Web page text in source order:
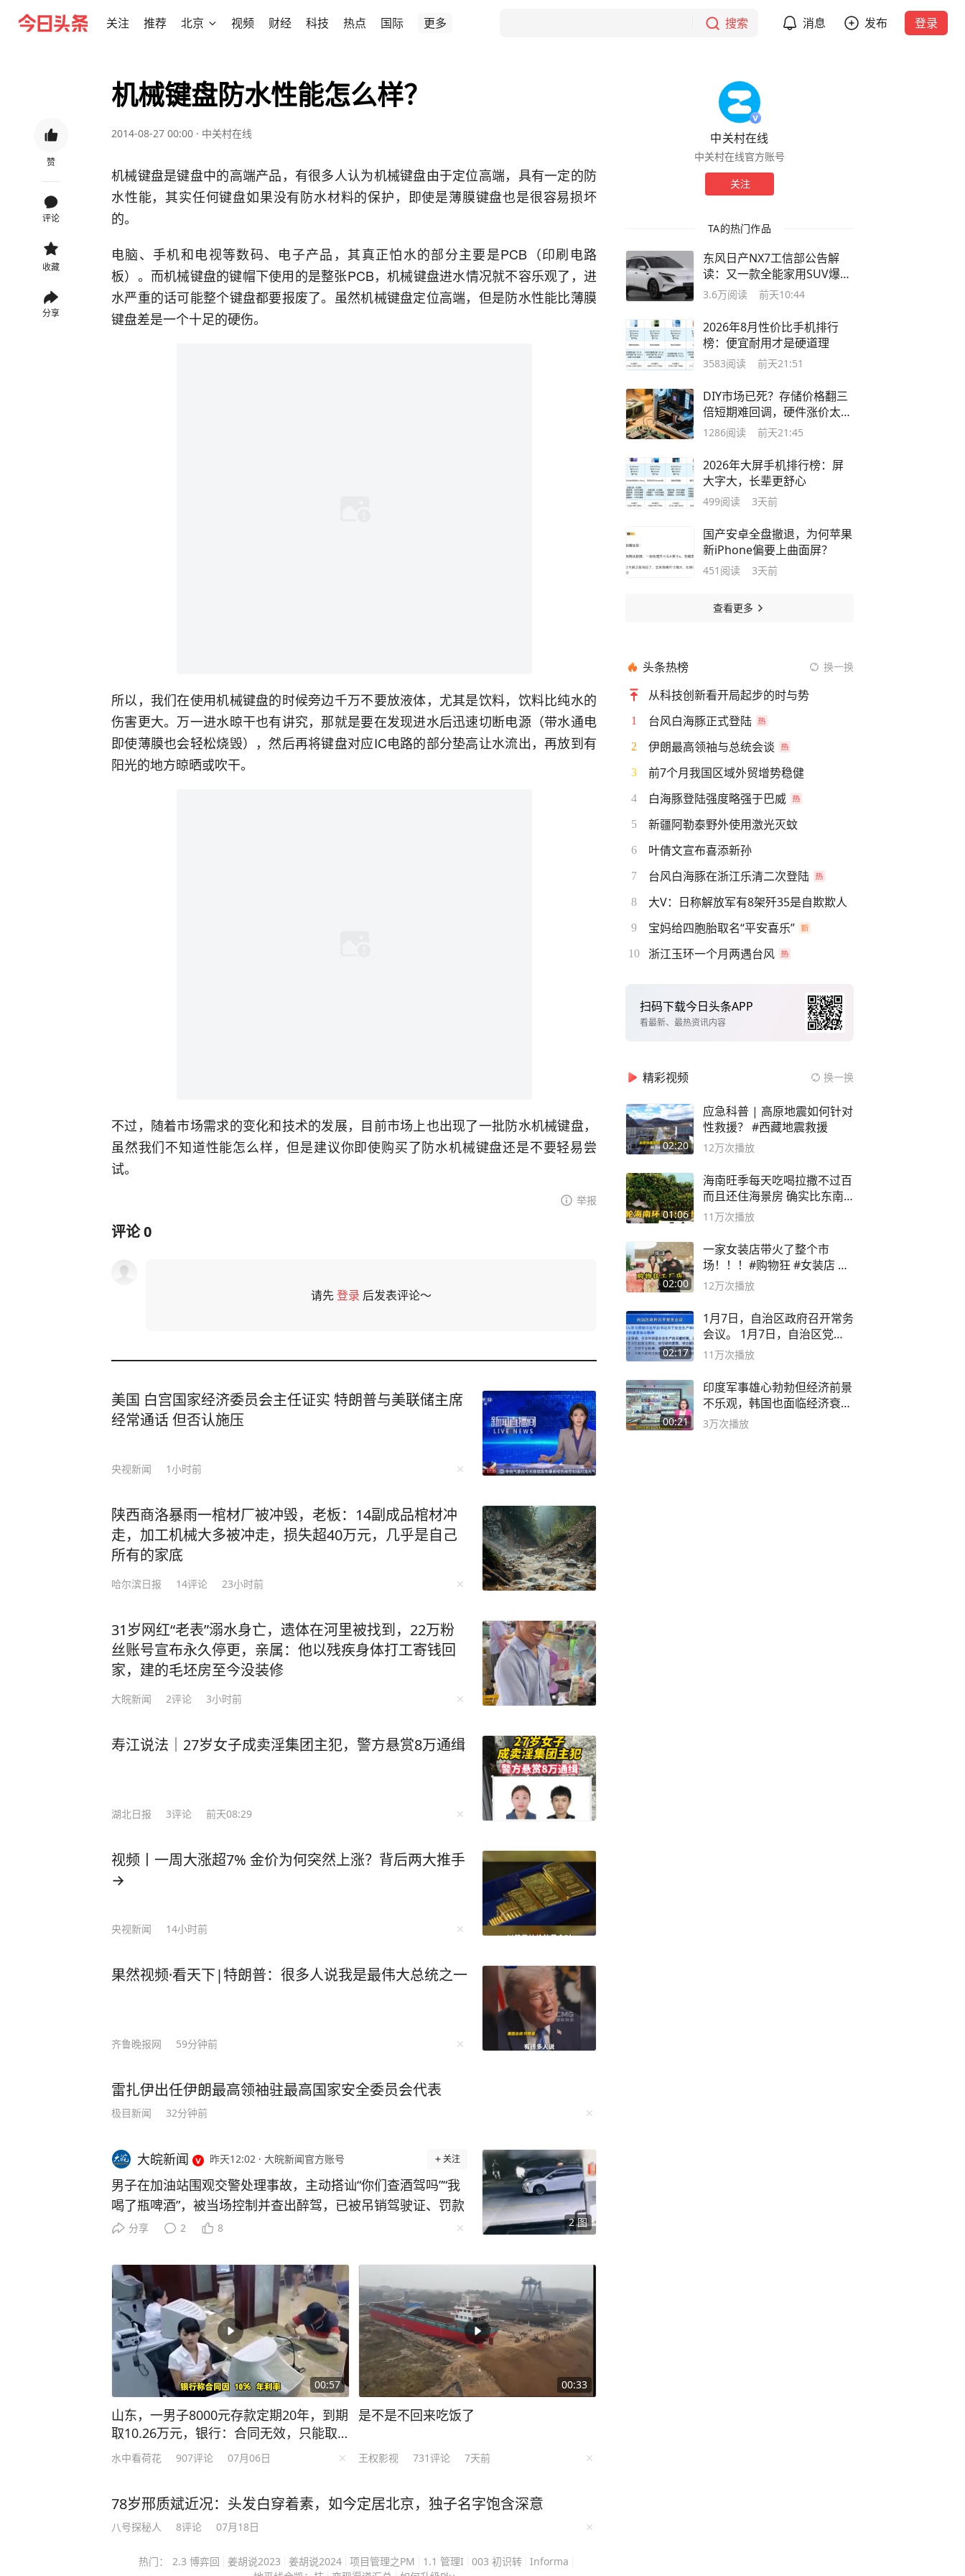
关注 推荐 北京 视频 财经 科技 热点 国际 更多 搜索 消息 发布 登录
赞
评论
收藏
分享
机械键盘防水性能怎么样？
2014-08-27 00:00 · 中关村在线
机械键盘是键盘中的高端产品，有很多人认为机械键盘由于定位高端，具有一定的防
水性能，其实任何键盘如果没有防水材料的保护，即使是薄膜键盘也是很容易损坏
的。
电脑、手机和电视等数码、电子产品，其真正怕水的部分主要是PCB（印刷电路
板）。而机械键盘的键帽下使用的是整张PCB，机械键盘进水情况就不容乐观了，进
水严重的话可能整个键盘都要报废了。虽然机械键盘定位高端，但是防水性能比薄膜
键盘差是一个十足的硬伤。
所以，我们在使用机械键盘的时候旁边千万不要放液体，尤其是饮料，饮料比纯水的
伤害更大。万一进水晾干也有讲究，那就是要在发现进水后迅速切断电源（带水通电
即使薄膜也会轻松烧毁），然后再将键盘对应IC电路的部分垫高让水流出，再放到有
阳光的地方晾晒或吹干。
不过，随着市场需求的变化和技术的发展，目前市场上也出现了一批防水机械键盘，
虽然我们不知道性能怎么样，但是建议你即使购买了防水机械键盘还是不要轻易尝
试。
举报
评论0
请先登录 后发表评论～
美国 白宫国家经济委员会主任证实 特朗普与美联储主席
经常通话 但否认施压
央视新闻 1小时前
陕西商洛暴雨一棺材厂被冲毁，老板：14副成品棺材冲
走，加工机械大多被冲走，损失超40万元，几乎是自己
所有的家底
哈尔滨日报 14评论 23小时前
31岁网红“老表”溺水身亡，遗体在河里被找到，22万粉
丝账号宣布永久停更，亲属：他以残疾身体打工寄钱回
家，建的毛坯房至今没装修
大皖新闻 2评论 3小时前
寿江说法｜27岁女子成卖淫集团主犯，警方悬赏8万通缉
湖北日报 3评论 前天08:29
视频丨一周大涨超7% 金价为何突然上涨？背后两大推手
→
央视新闻 14小时前
果然视频·看天下|特朗普：很多人说我是最伟大总统之一
齐鲁晚报网 59分钟前
雷扎伊出任伊朗最高领袖驻最高国家安全委员会代表
极目新闻 32分钟前
2 图
大皖新闻 昨天12:02 · 大皖新闻官方账号 关注
男子在加油站围观交警处理事故，主动搭讪“你们查酒驾吗”“我
喝了瓶啤酒”，被当场控制并查出醉驾，已被吊销驾驶证、罚款
1500元 近日，杭州公安交管部门查获一起饮酒后驾车“送上门”
安交管大队五常中队执勤交警在加油站处理事故时，正在一旁
等候充电位的舒某见有交警在场，因好奇心驱使，下车走上前
围观“吃瓜”，并主动向交警发问：“你们查酒驾吗？” 这句突兀
的问话立刻引起了执勤交警的高度警觉。交警回应：“在处理事
故，怎么了？”面对交警问询，舒某毫无防备地说：“我喝了瓶
啤酒，我怕你查酒驾，我怕死了！” 舒某这一发言着实震惊了
在场警力。正当舒某一时语顿、想撤离之时，交警将其拦下：
“你喝了一瓶啤酒，还自告奋勇地送上来！你觉得我现在会让你
走吗？”现场警力立即对舒某开展吹气式酒精检测，初步结果为
院进行血液酒精检测，结果为118.2毫克/100毫升，属于醉酒驾
酒后入睡，次日0时醒来，心存侥幸，自认为酒气已消，便驾驶
机动车前往家对面的加油站充电。 最终，舒某因醉酒驾驶机动
重新考取，并处罚款1500元。 来源：杭州交警、三湘都市报、
分享 2 8
00:57
山东，一男子8000元存款定期20年，到期
取10.26万元，银行：合同无效，只能取9
600元，男子告上法庭，法院判了！
水中看荷花 907评论 07月06日
00:33
是不是不回来吃饭了
王权影视 731评论 7天前
78岁邢质斌近况：头发白穿着素，如今定居北京，独子名字饱含深意
八号探秘人 8评论 07月18日
热门： 2.3 博弈回 姜胡说2023 姜胡说2024 项目管理之PM 1.1 管理I 003 初识转 Informa
中关村在线
中关村在线官方账号
关注
TA的热门作品
东风日产NX7工信部公告解
读：又一款全能家用SUV爆款
要来了？
3.6万阅读 前天10:44
2026年8月性价比手机排行
榜：便宜耐用才是硬道理
3583阅读 前天21:51
DIY市场已死？存储价格翻三
倍短期难回调，硬件涨价太过
离谱
1286阅读 前天21:45
2026年大屏手机排行榜：屏
大字大，长辈更舒心
499阅读 3天前
国产安卓全盘撤退，为何苹果
新iPhone偏要上曲面屏？
451 阅读 3天前
查看更多
头条热榜 换一换
从科技创新看开局起步的时与势
1 台风白海豚正式登陆
2 伊朗最高领袖与总统会谈
3 前7个月我国区域外贸增势稳健
4 白海豚登陆强度略强于巴威
5 新疆阿勒泰野外使用激光灭蚊
6 叶倩文宣布喜添新孙
7 台风白海豚在浙江乐清二次登陆
8 大V：日称解放军有8架歼35是自欺欺人
9 宝妈给四胞胎取名“平安喜乐”
10 浙江玉环一个月两遇台风
扫码下载今日头条APP
看最新、最热资讯内容
精彩视频 换一换
02:20
应急科普 | 高原地震如何针对
性救援？ #西藏地震救援
12万次播放
01:06
海南旺季每天吃喝拉撒不过百
而且还住海景房 确实比东南
亚合适
11万次播放
02:00
一家女装店带火了整个市
场！！！#购物狂 #女装店 #
高品质女装
12万次播放
02:17
1月7日，自治区政府召开常务
会议。 1月7日，自治区党委
副书记
11万次播放
00:21
印度军事雄心勃勃但经济前景
不乐观，韩国也面临经济衰退
风险
3万次播放